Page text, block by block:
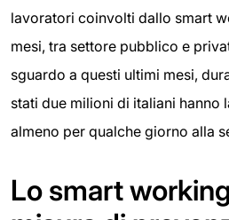
lavoratori coinvolti dallo smart
mesi, tra settore pubblico e
sguardo a questi ultimi mesi,
stati due milioni di italiani hanno
almeno per qualche giorno alla
Lo smart